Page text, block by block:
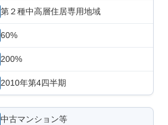
第２種中高層住居専用地域
60%
200%
2010年第4四半期
中古マンション等